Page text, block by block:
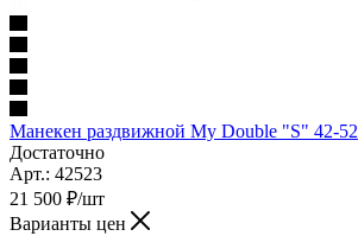
Манекен раздвижной My Double "S" 42-52
Достаточно
Арт.: 42523
21 500 ₽/шт
Варианты цен